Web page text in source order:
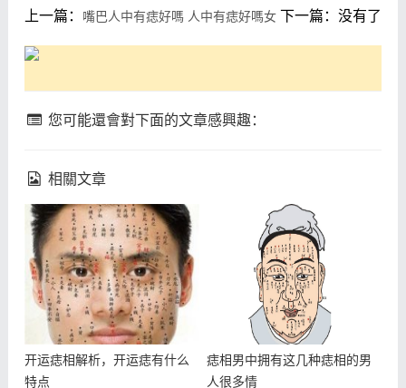
上一篇： 嘴巴人中有痣好嗎 人中有痣好嗎女 下一篇：没有了
您可能還會對下面的文章感興趣：
相關文章
开运痣相解析，开运痣有什么
特点
痣相男中拥有这几种痣相的男
人很多情